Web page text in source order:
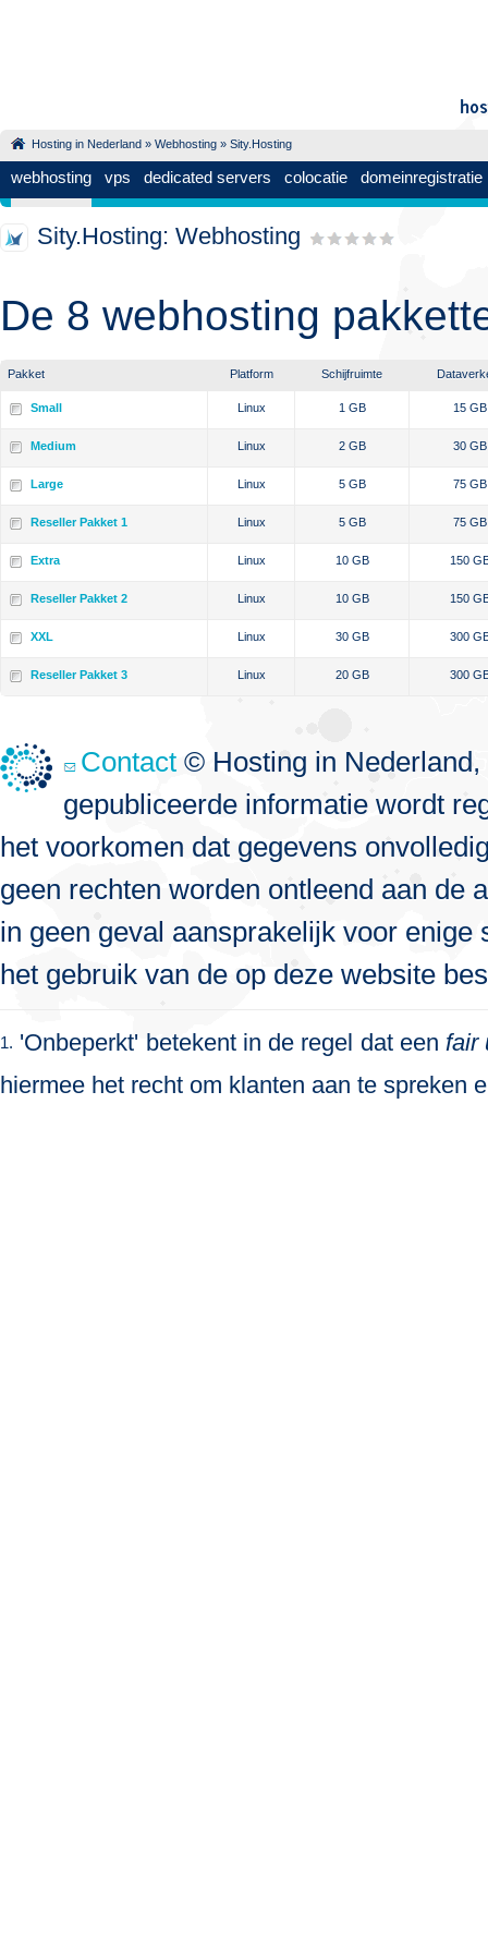
Hosting in Nederland » Webhosting » Sity.Hosting
webhosting vps dedicated servers colocatie domeinregistratie
Sity.Hosting: Webhosting
De 8 webhosting
Pakket Platform Schijfruimte
Small Linux 1 GB 15 GB
Medium Linux 2 GB 30 GB
Large Linux 5 GB 75 GB
Reseller Pakket 1 Linux 5 GB 75 GB
Extra Linux 10 GB 150
Reseller Pakket 2 Linux 10 GB 150
XXL Linux 30 GB 300
Reseller Pakket 3 Linux 20 GB 300
Contact © Hosting in
gepubliceerde informatie wordt
het voorkomen dat gegevens
geen rechten worden ontleend aan de
in geen geval aansprakelijk voor
het gebruik van de op deze website
1. 'Onbeperkt' betekent in de regel dat een fair
hiermee het recht om klanten aan te spreken